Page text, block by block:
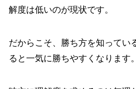
解度は低いのが現状です。
だからこそ、勝ち方を知ってい
ると一気に勝ちやすくなります。